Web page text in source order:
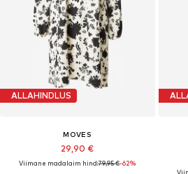
ALLAHINDLUS
MOVES
29,90 €
Viimane madalaim hind:79,95 €-62%